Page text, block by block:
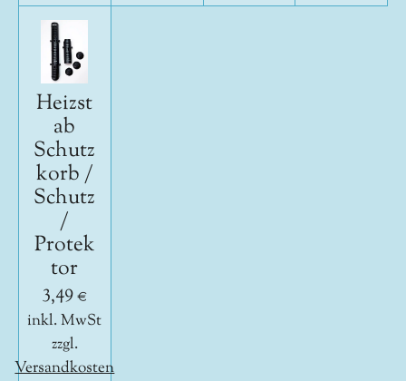
Heizst
ab
Schutz
korb /
Schutz
/
Protek
tor
3,49 €
inkl. MwSt
zzgl.
Versandkosten